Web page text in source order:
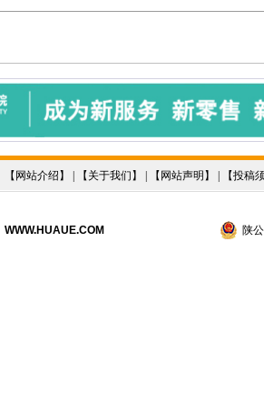
【 网站介绍 】 | 【 关于我们 】 | 【 网站声明 】 | 【投稿
WWW.HUAUE.COM 陕